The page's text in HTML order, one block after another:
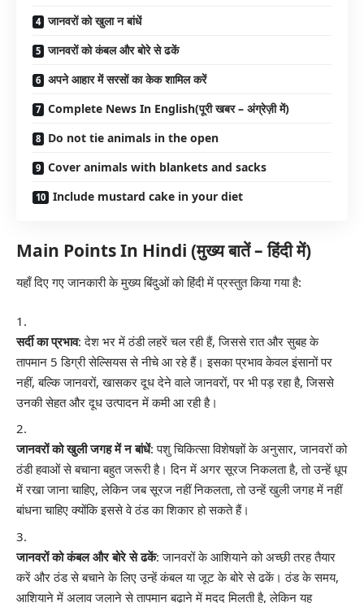
जानवरों को खुला न बांधें
जानवरों को कंबल और बोरे से ढकें
अपने आहार में सरसों का केक शामिल करें
Complete News In English(पूरी खबर – अंग्रेज़ी में)
Do not tie animals in the open
Cover animals with blankets and sacks
Include mustard cake in your diet
Main Points In Hindi (मुख्य बातें – हिंदी में)
यहाँ दिए गए जानकारी के मुख्य बिंदुओं को हिंदी में प्रस्तुत किया गया है:
सर्दी का प्रभाव: देश भर में ठंडी लहरें चल रही हैं, जिससे रात और सुबह के
तापमान 5 डिग्री सेल्सियस से नीचे आ रहे हैं। इसका प्रभाव केवल इंसानों पर
नहीं, बल्कि जानवरों, खासकर दूध देने वाले जानवरों, पर भी पड़ रहा है, जिससे
उनकी सेहत और दूध उत्पादन में कमी आ रही है।
जानवरों को खुली जगह में न बांधें: पशु चिकित्सा विशेषज्ञों के अनुसार, जानवरों को
ठंडी हवाओं से बचाना बहुत जरूरी है। दिन में अगर सूरज निकलता है, तो उन्हें धूप
में रखा जाना चाहिए, लेकिन जब सूरज नहीं निकलता, तो उन्हें खुली जगह में नहीं
बांधना चाहिए क्योंकि इससे वे ठंड का शिकार हो सकते हैं।
जानवरों को कंबल और बोरे से ढकें: जानवरों के आशियाने को अच्छी तरह तैयार
करें और ठंड से बचाने के लिए उन्हें कंबल या जूट के बोरे से ढकें। ठंड के समय,
आशियाने में अलाव जलाने से तापमान बढ़ाने में मदद मिलती है, लेकिन यह